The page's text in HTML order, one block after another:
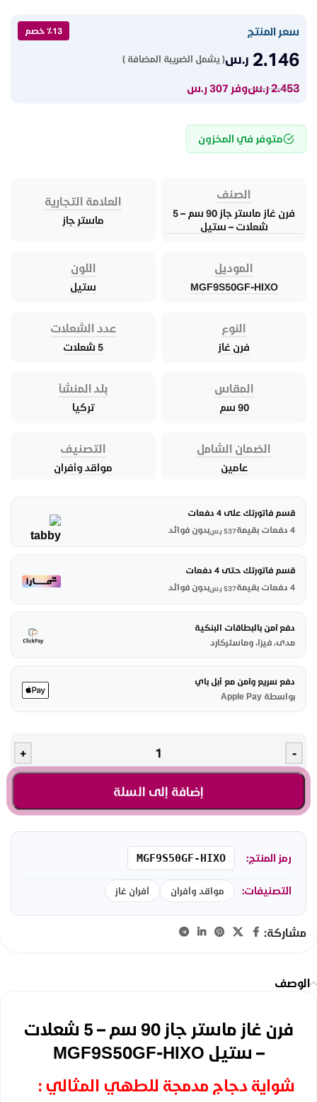
سعر المنتج ٪13 خصم
2.146 ر.س( يشمل الضريبة المضافة )
2.453ر.سوفر 307 ر.س
متوفر في المخزون
الصنف
فرن غاز ماستر جاز 90 سم – 5
شعلات – ستيل
العلامة التجارية
ماستر جاز
الموديل
MGF9S50GF-HIXO
اللون
ستيل
النوع
فرن غاز
عدد الشعلات
5 شعلات
المقاس
90 سم
بلد المنشأ
تركيا
الضمان الشامل
عامين
التصنيف
مواقد وأفران
قسم فاتورتك على 4 دفعات
4 دفعات بقيمة
537 ر.سبدون فوائد
قسم فاتورتك حتى 4 دفعات
4 دفعات بقيمة
537 ر.سبدون فوائد
دفع آمن بالبطاقات البنكية
مدى، فيزا، وماستركارد
دفع سريع وآمن مع أبل باي
بواسطة Apple Pay
-
+
إضافة إلى السلة
رمز المنتج: MGF9S50GF-HIXO
التصنيفات: مواقد وأفران أفران غاز
مشاركة:
الوصف
فرن غاز ماستر جاز 90 سم – 5 شعلات
– ستيل MGF9S50GF-HIXO
شواية دجاج مدمجة للطهي المثالي :